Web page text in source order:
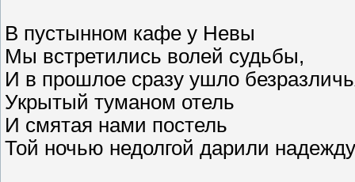
В пустынном кафе у Невы
Мы встретились волей судьбы,
И в прошлое сразу ушло
Укрытый туманом отель
И смятая нами постель
Той ночью недолгой дарили